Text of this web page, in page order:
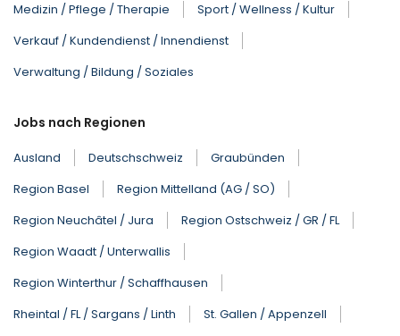
Medizin / Pflege / Therapie
Sport / Wellness / Kultur
Verkauf / Kundendienst / Innendienst
Verwaltung / Bildung / Soziales
Jobs nach Regionen
Ausland Deutschschweiz
Graubünden
Region Basel
Region Mittelland (AG / SO)
Region Neuchâtel / Jura
Region Ostschweiz / GR / FL
Region Waadt / Unterwallis
Region Winterthur / Schaffhausen
Rheintal / FL / Sargans / Linth
St. Gallen / Appenzell